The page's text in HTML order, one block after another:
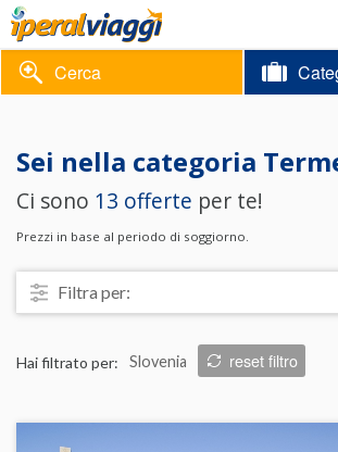
Volantino
Area
riservata
Informazioni
Contatti
Cerca
Sei nella categoria
Ci sono 13 offerte per te!
Prezzi in base al periodo di soggiorno.
Filtra per:
Prezzo
Trattamento
Hai filtrato per: Slovenia reset filtro